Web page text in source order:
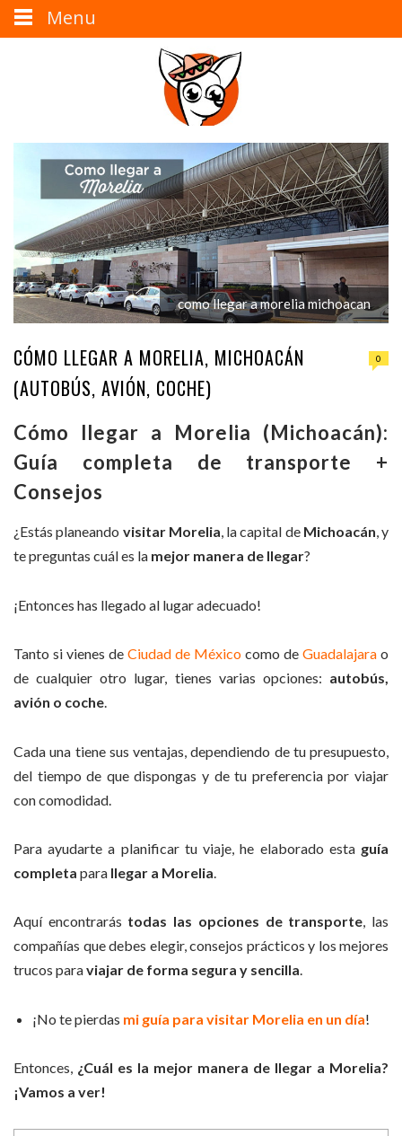
como llegar a morelia michoacan
CÓMO LLEGAR A MORELIA, MICHOACÁN
(AUTOBÚS, AVIÓN, COCHE)
0
Cómo llegar a Morelia (Michoacán):
Guía completa de transporte +
Consejos
¿Estás planeando visitar Morelia, la capital deMichoacán, y
te preguntas cuál es la mejor manera de llegar?
¡Entonces has llegado al lugar adecuado!
Tanto si vienes de Ciudad de México como de Guadalajara o
de cualquier otro lugar, tienes varias opciones: autobús,
avión o coche.
Cada una tiene sus ventajas, dependiendo de tu presupuesto,
del tiempo de que dispongas y de tu preferencia por viajar
con comodidad.
Para ayudarte a planificar tu viaje, he elaborado esta guía
completa para llegar a Morelia.
Aquí encontrarás todas las opciones de transporte, las
compañías que debes elegir, consejos prácticos y los mejores
trucos paraviajar de forma segura y sencilla.
¡No te pierdas mi guía para visitar Morelia en un día!
Entonces, ¿Cuál es la mejor manera de llegar a Morelia?
¡Vamos a ver!
Menu